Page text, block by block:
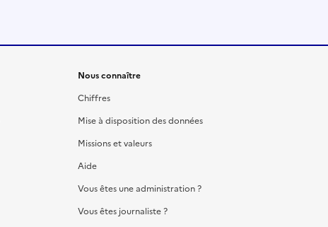
Nous connaître
Chiffres
Mise à disposition des données
Missions et valeurs
Aide
Vous êtes une administration ?
Vous êtes journaliste ?